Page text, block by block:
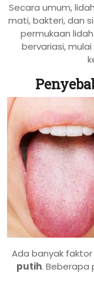
Secara umum,
mati, bakteri, dan
permukaan
bervariasi,
Ada banyak
putih. Beberapa